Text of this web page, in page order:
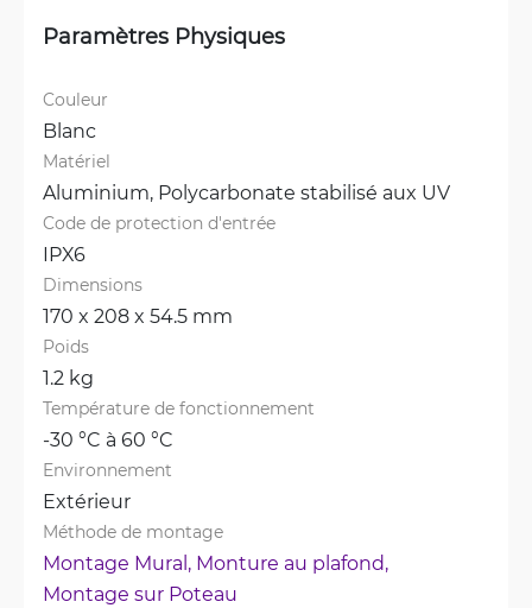
Paramètres Physiques
Couleur
Blanc
Matériel
Aluminium, Polycarbonate stabilisé aux UV
Code de protection d'entrée
IPX6
Dimensions
170 x 208 x 54.5 mm
Poids
1.2 kg
Température de fonctionnement
-30 °C à 60 °C
Environnement
Extérieur
Méthode de montage
Montage Mural, Monture au plafond,
Montage sur Poteau